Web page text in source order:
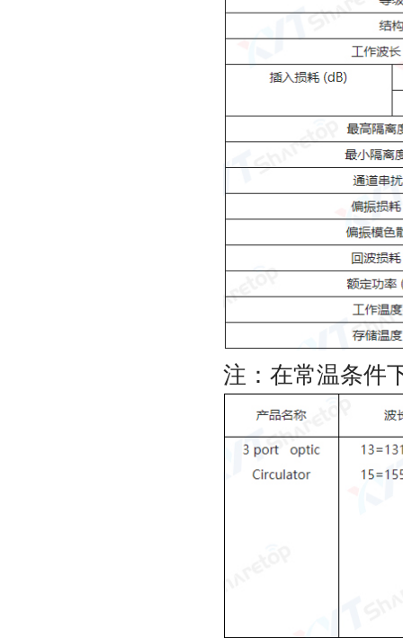
注：在常温条件